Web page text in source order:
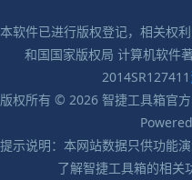
本软件已进行版权登记，相关权
和国国家版权局 计算机软件
2014SR127411
版权所有 © 2026 智捷工具箱官
提示说明：本网站数据只供功能
了解智捷工具箱的相关